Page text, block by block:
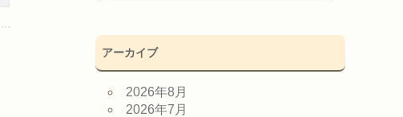
アーカイブ
2026年8月
2026年7月